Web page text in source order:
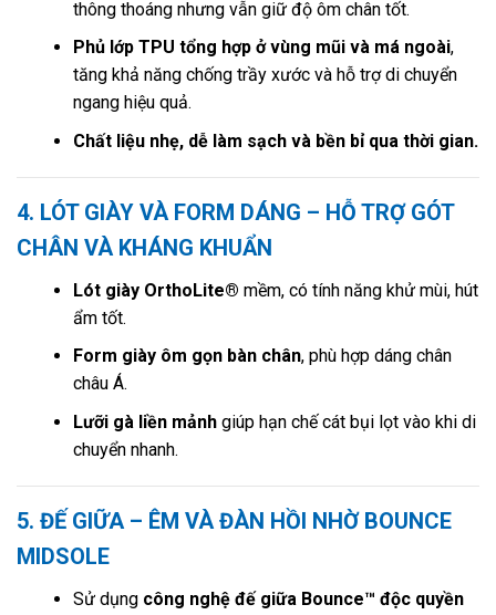
thông thoáng nhưng vẫn giữ độ ôm chân tốt.
Phủ lớp TPU tổng hợp ở vùng mũi và má ngoài,
tăng khả năng chống trầy xước và hỗ trợ di chuyển
ngang hiệu quả.
Chất liệu nhẹ, dễ làm sạch và bền bỉ qua thời gian.
4. LÓT GIÀY VÀ FORM DÁNG – HỖ TRỢ GÓT
CHÂN VÀ KHÁNG KHUẨN
Lót giày OrthoLite® mềm, có tính năng khử mùi, hút
ẩm tốt.
Form giày ôm gọn bàn chân, phù hợp dáng chân
châu Á.
Lưỡi gà liền mảnhgiúp hạn chế cát bụi lọt vào khi di
chuyển nhanh.
5. ĐẾ GIỮA – ÊM VÀ ĐÀN HỒI NHỜ BOUNCE
MIDSOLE
Sử dụng công nghệ đế giữa Bounce™ độc quyền